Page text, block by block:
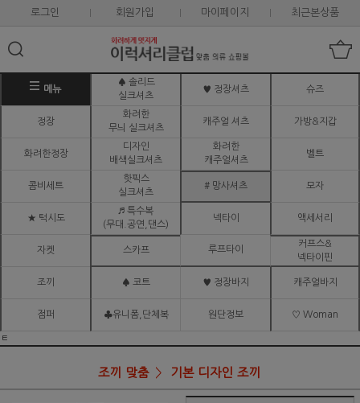
로그인 회원가입 마이페이지 최근본상품
메뉴
♠ 솔리드
실크셔츠
♥ 정장셔츠 슈즈
정장
화려한
무늬 실크셔츠
캐주얼 셔츠 가방&지갑
화려한정장
디자인
배색실크셔츠
화려한
캐주얼셔츠
벨트
콤비세트
핫픽스
실크셔츠
# 망사셔츠 모자
★ 턱시도
♬ 특수복
(무대.공연,댄스)
넥타이 액세서리
자켓 스카프 루프타이
커프스&
넥타이핀
조끼 ♠ 코트 ♥ 정장바지 캐주얼바지
점퍼 ♣유니폼,단체복 원단정보 ♡ Woman
ㅌ
조끼 맞춤 기본 디자인 조끼